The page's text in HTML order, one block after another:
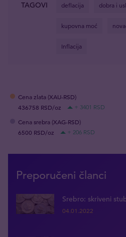
TAGOVI deflacija dobra i
kupovna moć
Inflacija
Cena zlata (XAU-RSD)
436758 RSD/oz
+ 3401 RSD
Cena srebra (XAG-RSD)
6500 RSD/oz
+ 206 RSD
Preporučeni članci
Srebro: skriveni
04.01.2022